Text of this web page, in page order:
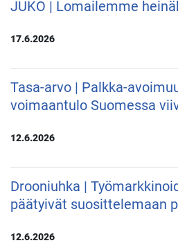
JUKO | Lomailemme
17.6.2026
Tasa-arvo | Palkka-
voimaantulo Suomessa
12.6.2026
Drooniuhka |
päätyivät suosittelemaan
12.6.2026